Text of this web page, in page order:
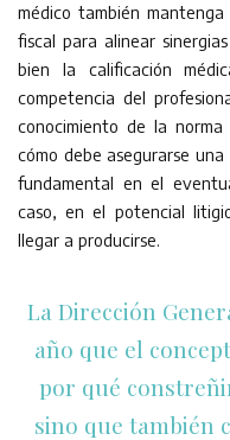
médico también
fiscal para alinear
bien la calificación
competencia del
conocimiento de la
cómo debe asegurarse
fundamental en el
caso, en el potencial
llegar a producirse.
La Dirección
año que el
por qué
sino que también